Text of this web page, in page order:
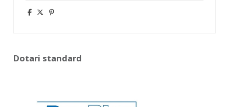
Dotari standard